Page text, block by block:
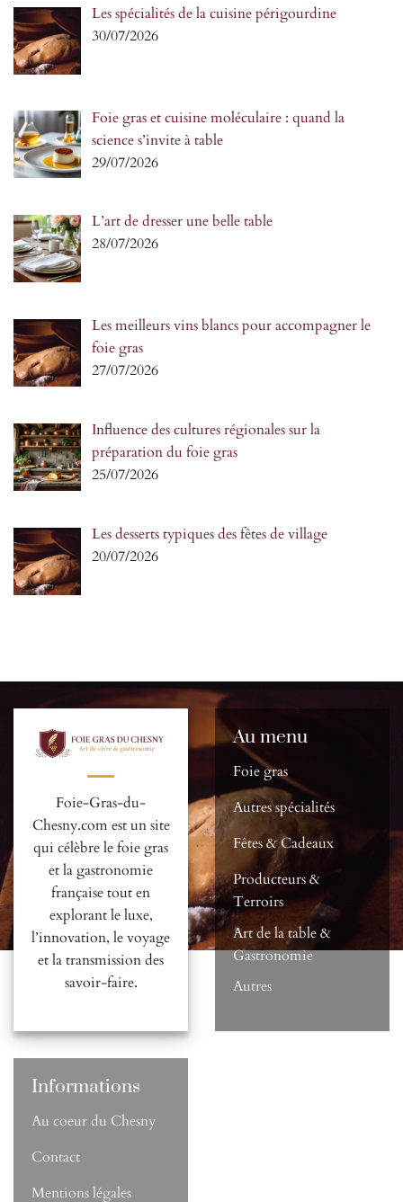
Les spécialités de la cuisine périgourdine
30/07/2026
Foie gras et cuisine moléculaire : quand la
science s’invite à table
29/07/2026
L’art de dresser une belle table
28/07/2026
Les meilleurs vins blancs pour accompagner le
foie gras
27/07/2026
Influence des cultures régionales sur la
préparation du foie gras
25/07/2026
Les desserts typiques des fêtes de village
20/07/2026
Foie-Gras-du-
Chesny.com est un site
qui célèbre le foie gras
et la gastronomie
française tout en
explorant le luxe,
l’innovation, le voyage
et la transmission des
savoir-faire.
Au menu
Foie gras
Autres spécialités
Fêtes & Cadeaux
Producteurs &
Terroirs
Art de la table &
Gastronomie
Autres
Informations
Au coeur du Chesny
Contact
Mentions légales